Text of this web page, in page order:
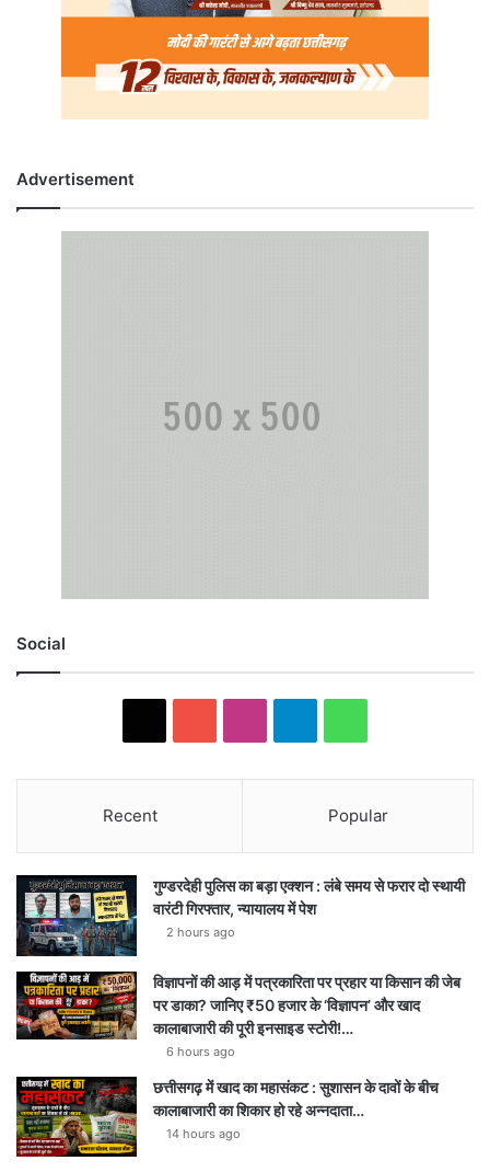
Advertisement
Social
Recent Popular
गुण्डरदेही पुलिस का बड़ा एक्शन : लंबे समय से फरार दो स्थायी
वारंटी गिरफ्तार, न्यायालय में पेश
2 hours ago
विज्ञापनों की आड़ में पत्रकारिता पर प्रहार या किसान की जेब
पर डाका? जानिए ₹50 हजार के ‘विज्ञापन’ और खाद
कालाबाजारी की पूरी इनसाइड स्टोरी!…
6 hours ago
छत्तीसगढ़ में खाद का महासंकट : सुशासन के दावों के बीच
कालाबाजारी का शिकार हो रहे अन्नदाता…
14 hours ago